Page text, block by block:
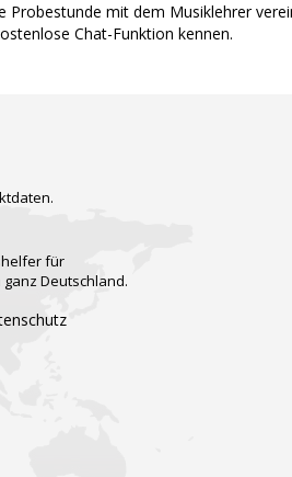
mit dem Musiklehrer
Chat-Funktion kennen.
für
Deutschland.